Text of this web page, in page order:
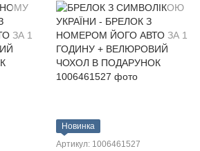
ЧОХОЛ В ПОДАРУНОК
Новинка
Артикул: 1006461527